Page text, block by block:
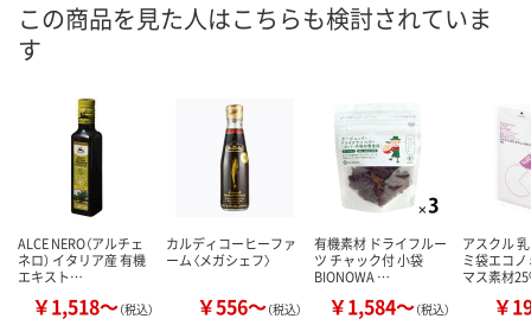
この商品を見た人はこちらも検討されていま
す
ALCE NERO（アルチェ
ネロ） イタリア産 有機
エキスト…
￥1,518～（税込）
カルディコーヒーファ
ーム〈メガシェフ〉
￥556～（税込）
有機素材 ドライフルー
ツ チャック付 小袋
BIONOWA …
￥1,584～（税込）
アスクル
ミ袋エコ
マス素材
￥